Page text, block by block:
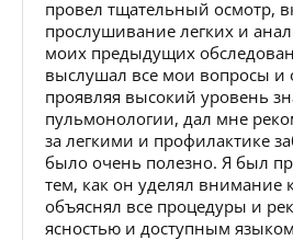
провел тщательный осмотр,
прослушивание легких и
моих предыдущих
выслушал все мои вопросы и
проявляя высокий уровень
пульмонологии, дал мне
за легкими и профилактике
было очень полезно. Я был
тем, как он уделял внимание
объяснял все процедуры и
ясностью и доступным